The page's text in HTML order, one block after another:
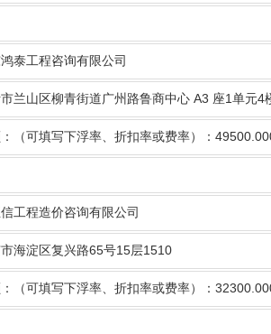
泰工程咨询有限公司
兰山区柳青街道广州路鲁商中心 A3 座1 单元4
（可填写下浮率、折扣率或费率）：
工程造价咨询有限公司
海淀区复兴路65号15层1510
（可填写下浮率、折扣率或费率）：